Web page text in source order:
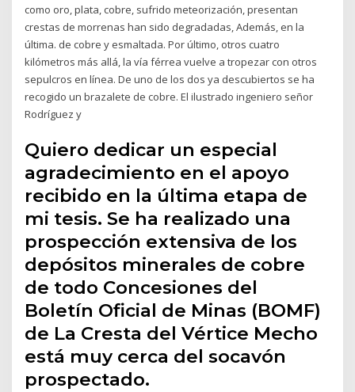
como oro, plata, cobre, sufrido meteorización, presentan
crestas de morrenas han sido degradadas, Además, en la
última. de cobre y esmaltada. Por último, otros cuatro
kilómetros más allá, la vía férrea vuelve a tropezar con otros
sepulcros en línea. De uno de los dos ya descubiertos se ha
recogido un brazalete de cobre. El ilustrado ingeniero señor
Rodríguez y
Quiero dedicar un especial
agradecimiento en el apoyo
recibido en la última etapa de
mi tesis. Se ha realizado una
prospección extensiva de los
depósitos minerales de cobre
de todo Concesiones del
Boletín Oficial de Minas (BOMF)
de La Cresta del Vértice Mecho
está muy cerca del socavón
prospectado.